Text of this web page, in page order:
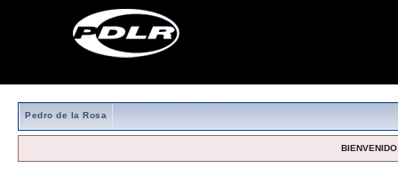
Pedro de la Rosa